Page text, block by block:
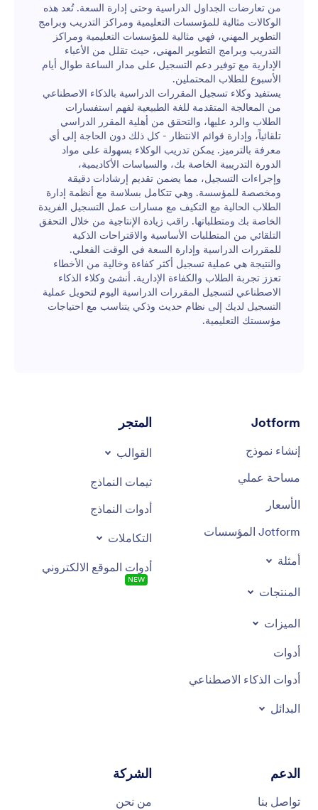
من تعارضات الجداول الدراسية وحتى إدارة السعة. تُعد هذه
الوكالات مثالية للمؤسسات التعليمية ومراكز التدريب وبرامج
التطوير المهني، فهي مثالية للمؤسسات التعليمية ومراكز
التدريب وبرامج التطوير المهني، حيث تقلل من الأعباء
الإدارية مع توفير دعم التسجيل على مدار الساعة طوال أيام
الأسبوع للطلاب المحتملين.
يستفيد وكلاء تسجيل المقررات الدراسية بالذكاء الاصطناعي
من المعالجة المتقدمة للغة الطبيعية لفهم استفسارات
الطلاب والرد عليها، والتحقق من أهلية المقرر الدراسي
تلقائياً، وإدارة قوائم الانتظار - كل ذلك دون الحاجة إلى أي
معرفة بالترميز. يمكن تدريب الوكلاء بسهولة على مواد
الدورة التدريبية الخاصة بك، والسياسات الأكاديمية،
وإجراءات التسجيل، مما يضمن تقديم إرشادات دقيقة
ومخصصة للمؤسسة. وهي تتكامل بسلاسة مع أنظمة إدارة
الطلاب الحالية مع التكيف مع مسارات عمل التسجيل الفريدة
الخاصة بك ومتطلباتها. راقب زيادة الإنتاجية من خلال التحقق
التلقائي من المتطلبات الأساسية والاقتراحات الذكية
للمقررات الدراسية وإدارة السعة في الوقت الفعلي.
والنتيجة هي عملية تسجيل أكثر كفاءة وخالية من الأخطاء
تعزز تجربة الطلاب والكفاءة الإدارية. أنشئ وكلاء الذكاء
الاصطناعي لتسجيل المقررات الدراسية اليوم لتحويل عملية
التسجيل لديك إلى نظام حديث وذكي يتناسب مع احتياجات
مؤسستك التعليمية.
Jotform
إنشاء نموذج
مساحة عملي
الأسعار
Jotform المؤسسات
أمثلة
المنتجات
الميزات
أدوات
أدوات الذكاء الاصطناعي
البدائل
المتجر
القوالب
ثيمات النماذج
أدوات النماذج
التكاملات
أدوات الموقع الالكتروني
NEW
الدعم
تواصل بنا
الشركة
من نحن